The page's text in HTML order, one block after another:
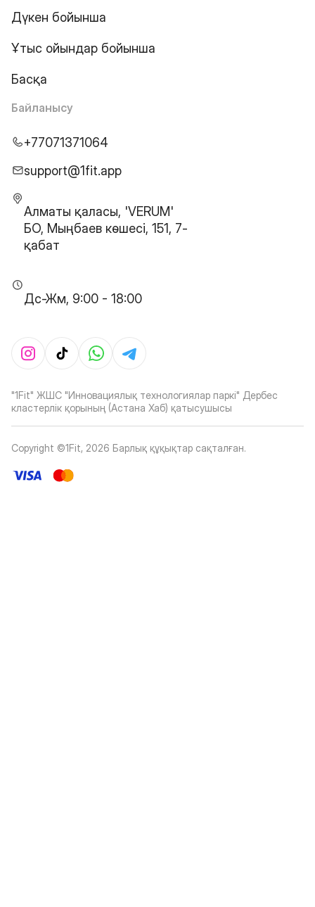
Дүкен бойынша
Ұтыс ойындар бойынша
Басқа
Байланысу
+77071371064
support@1fit.app
Алматы қаласы, 'VERUM'
БО, Мыңбаев көшесі, 151, 7-
қабат
Дс-Жм, 9:00 - 18:00
"1Fit" ЖШС "Инновациялық технологиялар паркі" Дербес
кластерлік қорының (Астана Хаб) қатысушысы
Copyright ©1Fit, 2026 Барлық құқықтар сақталған.